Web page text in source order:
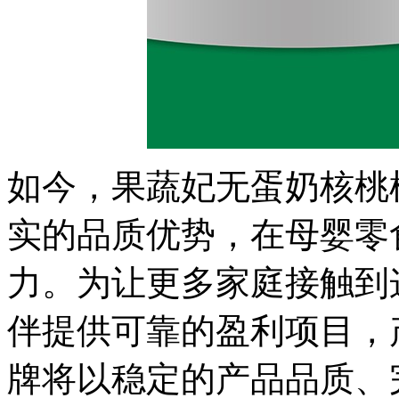
如今，果蔬妃无蛋奶核
实的品质优势，在母婴
力。为让更多家庭接触
伴提供可靠的盈利项目
牌将以稳定的产品品质